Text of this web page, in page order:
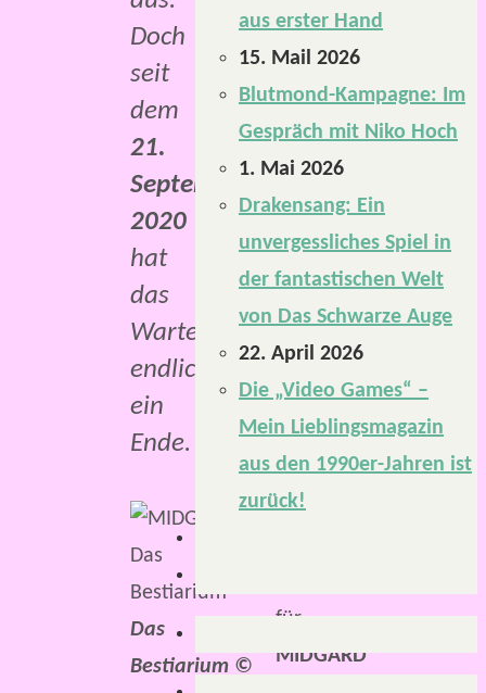
Doch
seit
dem
21.
September
2020
hat
das
Warten
endlich
ein
Ende.
Das
Bestiarium ©
Dass
für
MIDGARD
aus erster Hand
15. Mail 2026
Blutmond-Kampagne: Im
Gespräch mit Niko Hoch
1. Mai 2026
Drakensang: Ein
unvergessliches Spiel in
der fantastischen Welt
von Das Schwarze Auge
22. April 2026
Die „Video Games“ –
Mein Lieblingsmagazin
aus den 1990er-Jahren ist
zurück!